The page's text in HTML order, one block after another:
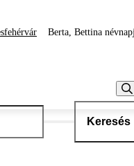
Berta, Bettina
Keresés